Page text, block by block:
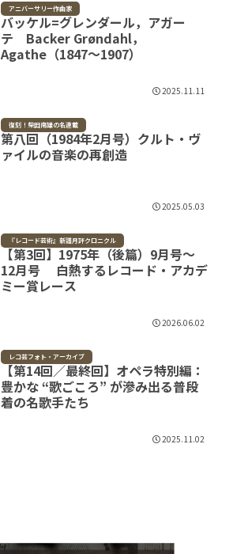
アニバーサリー作曲家
バッケル=グレンダール，アガー
テ Backer Grøndahl，
Agathe（1847～1907）
2025.11.11
復刻！柴田南雄の名連載
第八回（1984年2月号）クルト・ヴ
ァイルの音楽の再創造
2025.05.03
『レコード芸術』新譜月評クロニクル
【第3回】1975年（後篇）9月号～
12月号 白熱するレコード・アカデ
ミー賞レース
2026.06.02
レコ芸フォト・アーカイブ
【第14回／最終回】オペラ特別編：
豊かな “歌ごころ” が滲み出る普段
着の名歌手たち
2025.11.02